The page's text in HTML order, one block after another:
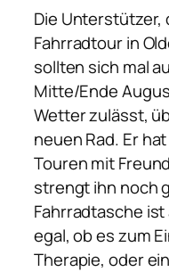
Die Unterstützer,
Fahrradtour in
sollten sich mal
Mitte/Ende
Wetter zulässt,
neuen Rad. Er
Touren mit
strengt ihn noch
Fahrradtasche
egal, ob es zum
Therapie, oder